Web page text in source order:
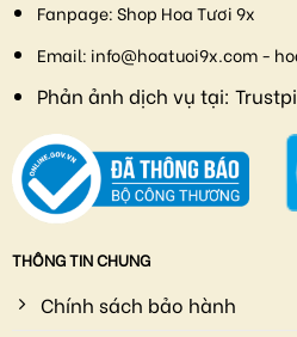
Fanpage:Shop Hoa Tươi 9x
Email: info@hoatuoi9x.com -
Phản ảnh dịch vụ tại:
THÔNG TIN CHUNG
Chính sách bảo hành